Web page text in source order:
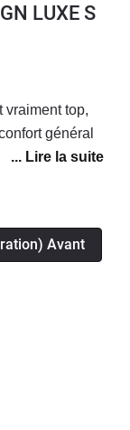
LUXE S
vraiment top,
général
La voiture a
faire!
Avant